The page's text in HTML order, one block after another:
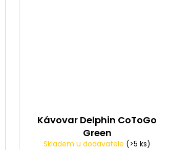
Kávovar Delphin CoToGo
Green
Skladem u dodavatele (>5 ks)